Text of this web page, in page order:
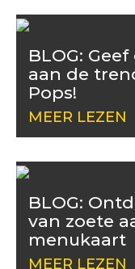
BLOG:
aan de
Pops!
MEER LEZEN
BLOG:
van zoete
menukaart
MEER LEZEN